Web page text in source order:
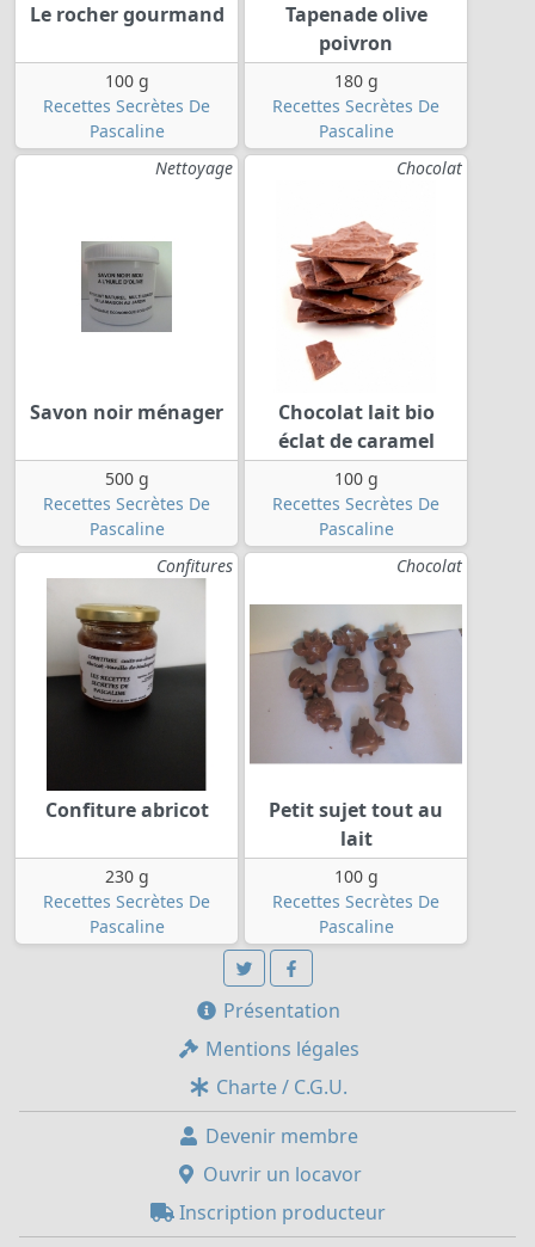
Le rocher gourmand
100 g
Recettes Secrètes De
Pascaline
Tapenade olive
poivron
180 g
Recettes Secrètes De
Pascaline
Nettoyage
Savon noir ménager
500 g
Recettes Secrètes De
Pascaline
Chocolat
Chocolat lait bio
éclat de caramel
100 g
Recettes Secrètes De
Pascaline
Confitures
Confiture abricot
230 g
Recettes Secrètes De
Pascaline
Chocolat
Petit sujet tout au
lait
100 g
Recettes Secrètes De
Pascaline
Présentation
Mentions légales
Charte / C.G.U.
Devenir membre
Ouvrir un locavor
Inscription producteur